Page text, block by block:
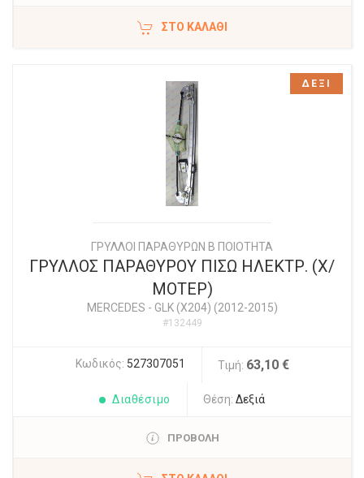
ΣΤΟ ΚΑΛΆΘΙ
ΓΡΥΛΛΟΙ ΠΑΡΑΘΥΡΩΝ Β ΠΟΙΟΤΗΤΑ
ΓΡΥΛΛΟΣ ΠΑΡΑΘΥΡΟΥ ΠΙΣΩ ΗΛΕΚΤΡ. (Χ/
ΜΟΤΕΡ)
MERCEDES - GLK (X204) (2012-2015)
#132449
Κωδικός: 527307051 Τιμή: 63,10 €
Διαθέσιμο Θέση: Δεξιά
ΠΡΟΒΟΛΗ
ΔΕΞΙ